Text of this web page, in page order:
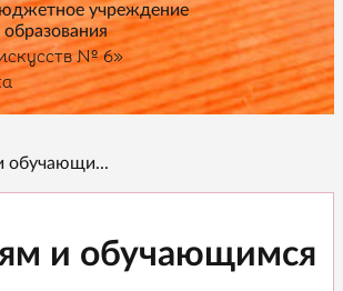
учреждение
№ 6»
обучающи...
и обучающимся